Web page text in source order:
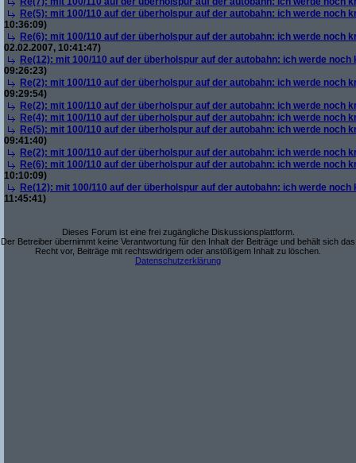
Re(5): mit 100/110 auf der überholspur auf der autobahn: ich werde noch
10:36:09)
Re(6): mit 100/110 auf der überholspur auf der autobahn: ich werde noch
02.02.2007, 10:41:47)
Re(12): mit 100/110 auf der überholspur auf der autobahn: ich werde noch
09:26:23)
Re(2): mit 100/110 auf der überholspur auf der autobahn: ich werde noch
09:29:54)
Re(2): mit 100/110 auf der überholspur auf der autobahn: ich werde noch
Re(4): mit 100/110 auf der überholspur auf der autobahn: ich werde noch
Re(5): mit 100/110 auf der überholspur auf der autobahn: ich werde noch
09:41:40)
Re(2): mit 100/110 auf der überholspur auf der autobahn: ich werde noch
Re(6): mit 100/110 auf der überholspur auf der autobahn: ich werde noch
10:10:09)
Re(12): mit 100/110 auf der überholspur auf der autobahn: ich werde noch
11:45:41)
Dieses Forum ist eine frei zugängliche Diskussionsplattform.
Der Betreiber übernimmt keine Verantwortung für den Inhalt der Beiträge und behält sich das
Recht vor, Beiträge mit rechtswidrigem oder anstößigem Inhalt zu löschen.
Datenschutzerklärung